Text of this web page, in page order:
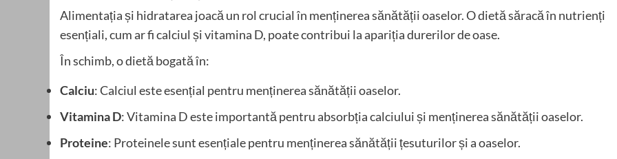
Alimentația și hidratarea joacă un rol crucial în menținerea sănătății oaselor. O dietă săracă în nutrienți
esențiali, cum ar fi calciul și vitamina D, poate contribui la apariția durerilor de oase.
În schimb, o dietă bogată în:
Calciu: Calciul este esențial pentru menținerea sănătății oaselor.
Vitamina D: Vitamina D este importantă pentru absorbția calciului și menținerea sănătății oaselor.
Proteine: Proteinele sunt esențiale pentru menținerea sănătății țesuturilor și a oaselor.